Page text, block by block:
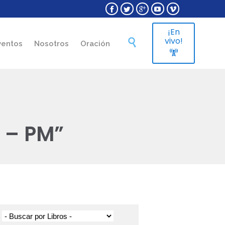
    
Skip
Nosotros Oración 
¡En
vivo!

PM”